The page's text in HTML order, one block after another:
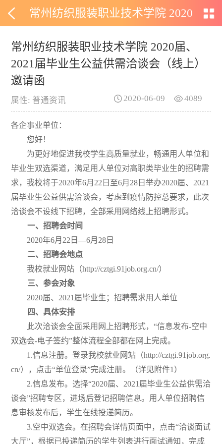
常州纺织服装职业技术学院 2020
届、2021届毕业生公益供需洽谈
会（线上）邀请函
常州纺织服装职业技术学院 2020届、
2021届毕业生公益供需洽谈会（线上）
邀请函
属性: 普通资讯 4089
2020-06-09
各企事业单位：
您好！
为更好地促进我校学生高质量就业，畅通用人单位和
毕业生双选渠道，满足用人单位对高职类毕业生的招聘需
求，我校将于2020年6月22日至6月28日举办2020届、2021
届毕业生公益供需洽谈会，考虑到疫情防控总要求，此次
洽谈会不设线下招聘，全部采用网络线上招聘形式。
一、招聘会时间
2020年6月22日—6月28日
二、招聘会地点
我校就业网站（http://cztgi.91job.org.cn/）
三、参会对象
2020届、 2021届毕业生；招聘需求用人单位
四、具体安排
此次洽谈会全面采用网上招聘形式，“信息发布-空中
双选会-电子签约”整体流程全部都在网上完成。
1.信息注册。登录我校就业网站（http://cztgi.91job.org.
cn/），点击“单位登录”完成注册。（详见附件1）
2.信息发布。选择“2020届、2021届毕业生公益供需洽
谈会”招聘专区，进场后登记招聘信息。用人单位招聘信
息审核发布后，学生在线投递简历。
3.空中双选会。在招聘会详情页面中，点击“洽谈面试
大厅”，根据已投递简历的学生列表进行面试通知，完成